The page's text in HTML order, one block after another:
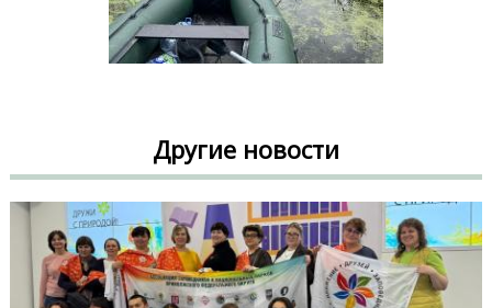
Другие новости